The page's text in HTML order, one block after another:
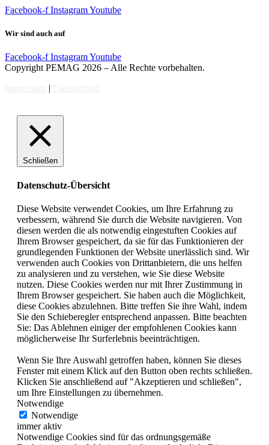
Facebook-f InstagramYoutube
Wir sind auch auf
Facebook-f InstagramYoutube
Copyright PEMAG 2026 – Alle Rechte vorbehalten.
|
Schließen
Datenschutz-Übersicht
Diese Website verwendet Cookies, um Ihre Erfahrung zu
verbessern, während Sie durch die Website navigieren. Von
diesen werden die als notwendig eingestuften Cookies auf
Ihrem Browser gespeichert, da sie für das Funktionieren der
grundlegenden Funktionen der Website unerlässlich sind. Wir
verwenden auch Cookies von Drittanbietern, die uns helfen
zu analysieren und zu verstehen, wie Sie diese Website
nutzen. Diese Cookies werden nur mit Ihrer Zustimmung in
Ihrem Browser gespeichert. Sie haben auch die Möglichkeit,
diese Cookies abzulehnen. Bitte treffen Sie ihre Wahl, indem
Sie den Schieberegler entsprechend anpassen. Bitte beachten
Sie: Das Ablehnen einiger der empfohlenen Cookies kann
möglicherweise Ihr Surferlebnis beeinträchtigen.
Wenn Sie Ihre Auswahl getroffen haben, können Sie dieses
Fenster mit einem Klick auf den Button oben rechts schließen.
Klicken Sie anschließend auf "Akzeptieren und schließen",
um Ihre Einstellungen zu übernehmen.
Notwendige
Notwendige
immer aktiv
Notwendige Cookies sind für das ordnungsgemäße